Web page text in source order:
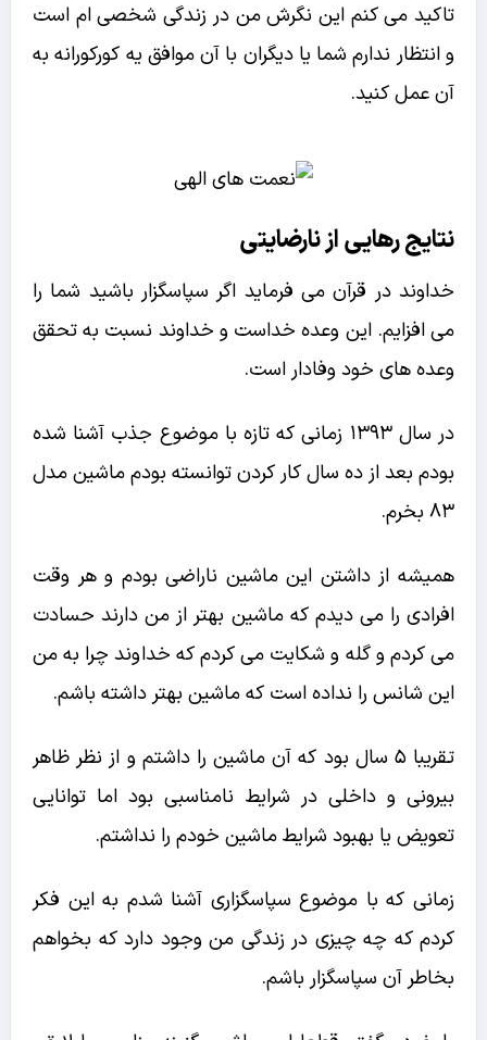
تاکید می کنم این نگرش من در زندگی شخصی ام است
و انتظار ندارم شما یا دیگران با آن موافق یه کورکورانه به
آن عمل کنید.
نتایج رهایی از نارضایتی
خداوند در قرآن می فرماید اگر سپاسگزار باشید شما را
می افزایم. این وعده خداست و خداوند نسبت به تحقق
وعده های خود وفادار است.
در سال ۱۳۹۳ زمانی که تازه با موضوع جذب آشنا شده
بودم بعد از ده سال کار کردن توانسته بودم ماشین مدل
۸۳ بخرم.
همیشه از داشتن این ماشین ناراضی بودم و هر وقت
افرادی را می دیدم که ماشین بهتر از من دارند حسادت
می کردم و گله و شکایت می کردم که خداوند چرا به من
این شانس را نداده است که ماشین بهتر داشته باشم.
تقریبا ۵ سال بود که آن ماشین را داشتم و از نظر ظاهر
بیرونی و داخلی در شرایط نامناسبی بود اما توانایی
تعویض یا بهبود شرایط ماشین خودم را نداشتم.
زمانی که با موضوع سپاسگزاری آشنا شدم به این فکر
کردم که چه چیزی در زندگی من وجود دارد که بخواهم
بخاطر آن سپاسگزار باشم.